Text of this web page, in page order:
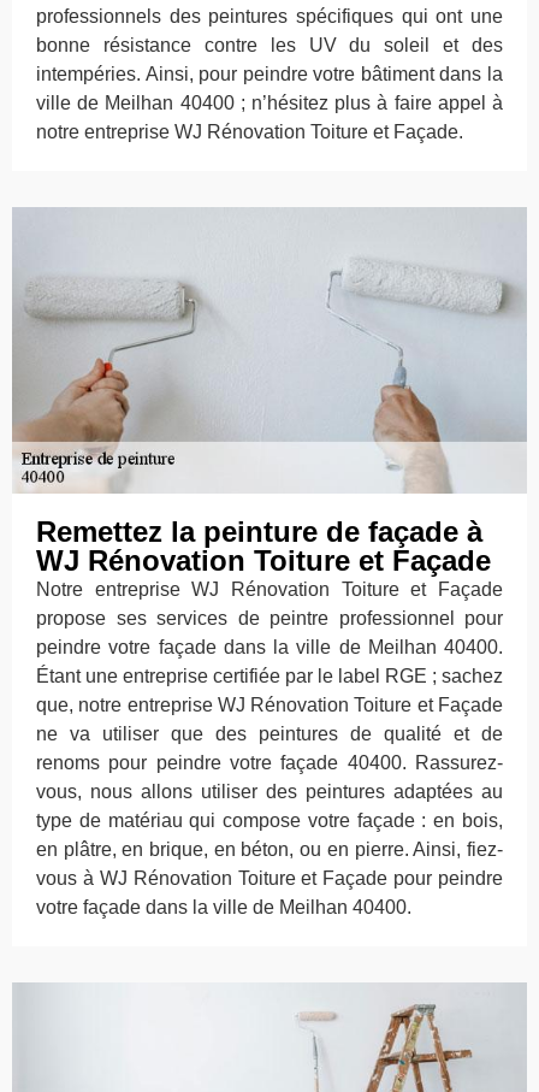
professionnels des peintures spécifiques qui ont une
bonne résistance contre les UV du soleil et des
intempéries. Ainsi, pour peindre votre bâtiment dans la
ville de Meilhan 40400 ; n’hésitez plus à faire appel à
notre entreprise WJ Rénovation Toiture et Façade.
Remettez la peinture de façade à
WJ Rénovation Toiture et Façade
Notre entreprise WJ Rénovation Toiture et Façade
propose ses services de peintre professionnel pour
peindre votre façade dans la ville de Meilhan 40400.
Étant une entreprise certifiée par le label RGE ; sachez
que, notre entreprise WJ Rénovation Toiture et Façade
ne va utiliser que des peintures de qualité et de
renoms pour peindre votre façade 40400. Rassurez-
vous, nous allons utiliser des peintures adaptées au
type de matériau qui compose votre façade : en bois,
en plâtre, en brique, en béton, ou en pierre. Ainsi, fiez-
vous à WJ Rénovation Toiture et Façade pour peindre
votre façade dans la ville de Meilhan 40400.